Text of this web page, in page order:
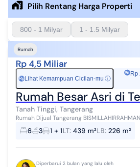
Pilih Rentang Harga Properti
800 - 1 Milyar 1 - 1.5 Milyar
Rumah
Rp 4,5 Miliar
Rp Lihat Kemampuan Cicilan-mu ⓘ
Rp
Rumah Besar Asri di
Tanah Tinggi, Tangerang
Rumah Dijual Tangerang
RUMAH DI PUSAT KOTA TANGERANG. LUAS TANAH 439M² LD 15M
BANGUNAN 226M² \U27056 KM...
6 3 1 + 1LT: 439 m²LB: 226 m²
Diperbarui 2 bulan yang lalu oleh